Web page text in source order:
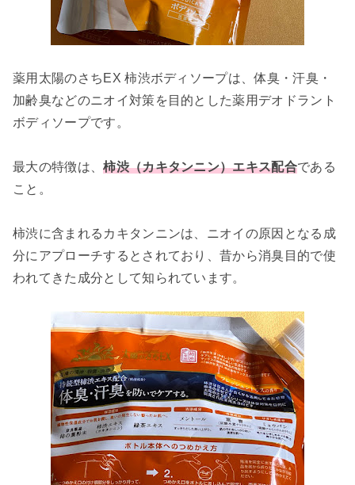
薬用太陽のさちEX 柿渋ボディソープは、体臭・汗臭・
加齢臭などのニオイ対策を目的とした薬用デオドラント
ボディソープです。
最大の特徴は、柿渋（カキタンニン）エキス配合である
こと。
柿渋に含まれるカキタンニンは、ニオイの原因となる成
分にアプローチするとされており、昔から消臭目的で使
われてきた成分として知られています。